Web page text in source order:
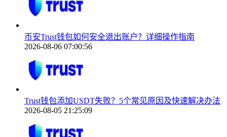
币安Trust钱包如何安全退出账户？详细操作指南
2026-08-06 07:00:56
Trust钱包添加USDT失败？5个常见原因及快速解决办法
2026-08-05 21:25:09